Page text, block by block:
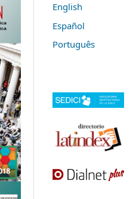
English
Español
Português